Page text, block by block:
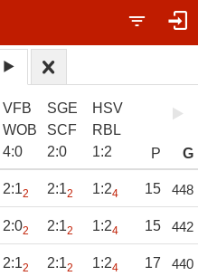
VFB
WOB
4:0
SGE
SCF
2:0
HSV
RBL
1:2 P G
2:12 2:12 1:24 15 448
2:02 2:12 1:24 15 442
2:12 2:12 1:24 17 440